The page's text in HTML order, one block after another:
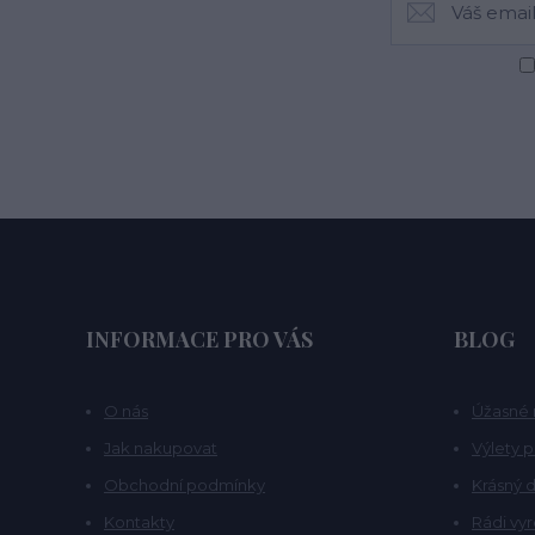
INFORMACE PRO VÁS
O nás
Jak nakupovat
Obchodní podmínky
Kontakty
BLOG
Úžasné
Výlety
Krásný
Rádi